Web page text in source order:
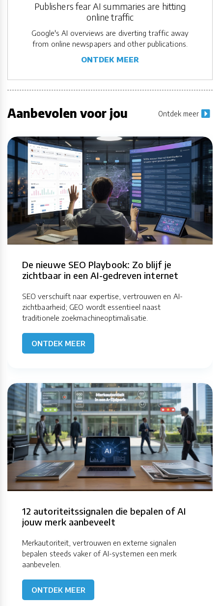
Publishers fear AI summaries are hitting
online traffic
Google's AI overviews are diverting traffic away
from online newspapers and other publications.
ONTDEK MEER
Aanbevolen voor jou Ontdek meer
De nieuwe SEO Playbook: Zo blijf je
zichtbaar in een AI-gedreven internet
SEO verschuift naar expertise, vertrouwen en AI-
zichtbaarheid; GEO wordt essentieel naast
traditionele zoekmachineoptimalisatie.
ONTDEK MEER
12 autoriteitssignalen die bepalen of AI
jouw merk aanbeveelt
Merkautoriteit, vertrouwen en externe signalen
bepalen steeds vaker of AI-systemen een merk
aanbevelen.
ONTDEK MEER